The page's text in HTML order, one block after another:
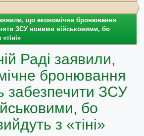
що економічне бронювання
ЗСУ новими військовими, бо
Раді заявили,
бронювання
забезпечити ЗСУ
бо
з «тіні»